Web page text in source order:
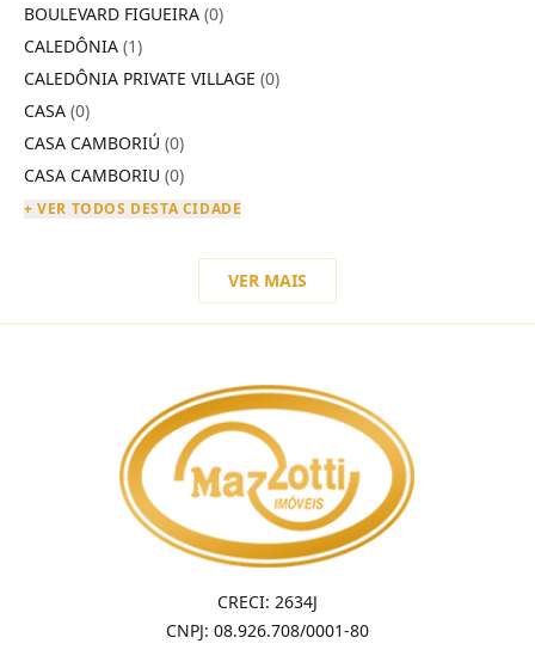
BOULEVARD FIGUEIRA (0)
CALEDÔNIA (1)
CALEDÔNIA PRIVATE VILLAGE (0)
CASA (0)
CASA CAMBORIÚ (0)
CASA CAMBORIU (0)
+ VER TODOS DESTA CIDADE
VER MAIS
CRECI: 2634J
CNPJ: 08.926.708/0001-80